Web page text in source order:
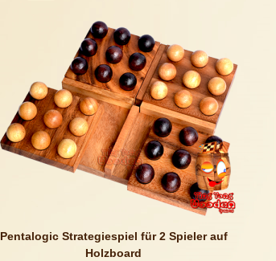
Pentalogic Strategiespiel für 2 Spieler auf
Holzboard